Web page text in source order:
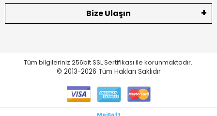
Bize Ulaşın
Tüm bilgileriniz 256bit SSL Sertifikası ile korunmaktadır.
© 2013-2026 Tüm Hakları Saklıdır